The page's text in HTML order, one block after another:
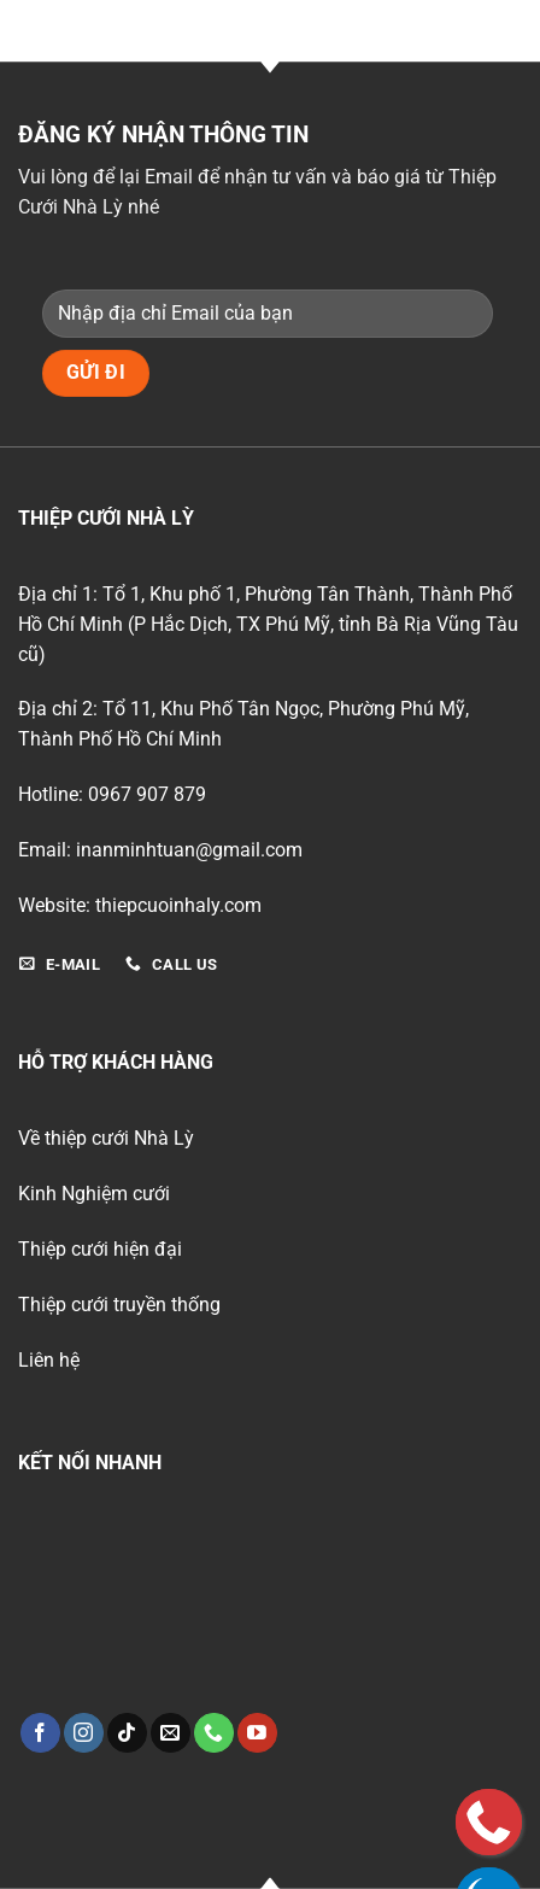
ĐĂNG KÝ NHẬN THÔNG TIN
Vui lòng để lại Email để nhận tư vấn và báo giá từ Thiệp
Cưới Nhà Lỳ nhé
THIỆP CƯỚI NHÀ LỲ
Địa chỉ 1: Tổ 1, Khu phố 1, Phường Tân Thành, Thành Phố
Hồ Chí Minh (P Hắc Dịch, TX Phú Mỹ, tỉnh Bà Rịa Vũng Tàu
cũ)
Địa chỉ 2: Tổ 11, Khu Phố Tân Ngọc, Phường Phú Mỹ,
Thành Phố Hồ Chí Minh
Hotline: 0967 907 879
Email: inanminhtuan@gmail.com
Website: thiepcuoinhaly.com
E-MAIL CALL US
HỖ TRỢ KHÁCH HÀNG
Về thiệp cưới Nhà Lỳ
Kinh Nghiệm cưới
Thiệp cưới hiện đại
Thiệp cưới truyền thống
Liên hệ
KẾT NỐI NHANH